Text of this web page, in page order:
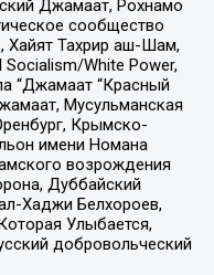
Джамаат, Рохнамо
сообщество
Хайят Тахрир аш-Шам,
White Power,
“Джамаат “Красный
Мусульманская
Крымско-
имени Номана
возрождения
Дуббайский
Хаджи Белхороев,
Улыбается,
добровольческий